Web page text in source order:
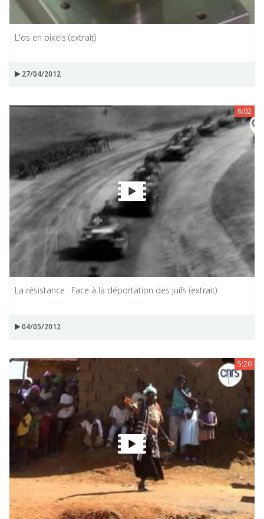
L'os en pixels (extrait)
27/04/2012
6:02
La résistance : Face à la déportation des juifs (extrait)
04/05/2012
5:20